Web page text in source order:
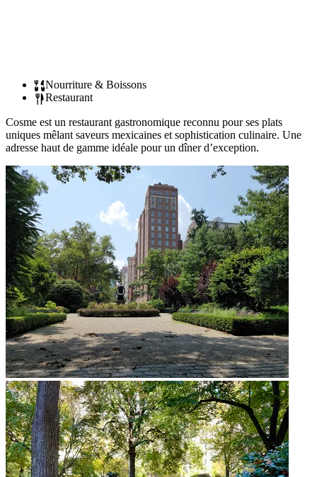
Nourriture & Boissons
Restaurant
Cosme est un restaurant gastronomique reconnu pour ses plats
uniques mêlant saveurs mexicaines et sophistication culinaire. Une
adresse haut de gamme idéale pour un dîner d’exception.